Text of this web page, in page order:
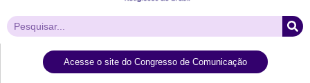
Acesse o site do Congresso de Comunicação